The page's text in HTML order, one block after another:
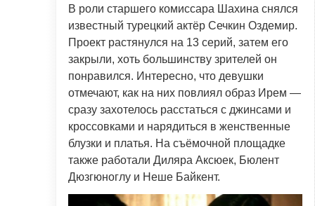
В роли старшего комиссара Шахина снялся
известный турецкий актёр Сечкин Оздемир.
Проект растянулся на 13 серий, затем его
закрыли, хоть большинству зрителей он
понравился. Интересно, что девушки
отмечают, как на них повлиял образ Ирем —
сразу захотелось расстаться с джинсами и
кроссовками и нарядиться в женственные
блузки и платья. На съёмочной площадке
также работали Диляра Аксюек, Бюлент
Дюзгюноглу и Неше Байкент.